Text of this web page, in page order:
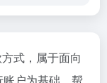
式，属于面向